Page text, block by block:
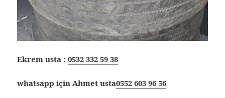
Ekrem usta :0532 332 59 38
whatsapp için Ahmet usta0552 603 96 56